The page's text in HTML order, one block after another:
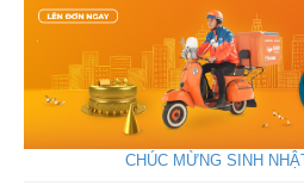
CHÚC MỪNG SINH